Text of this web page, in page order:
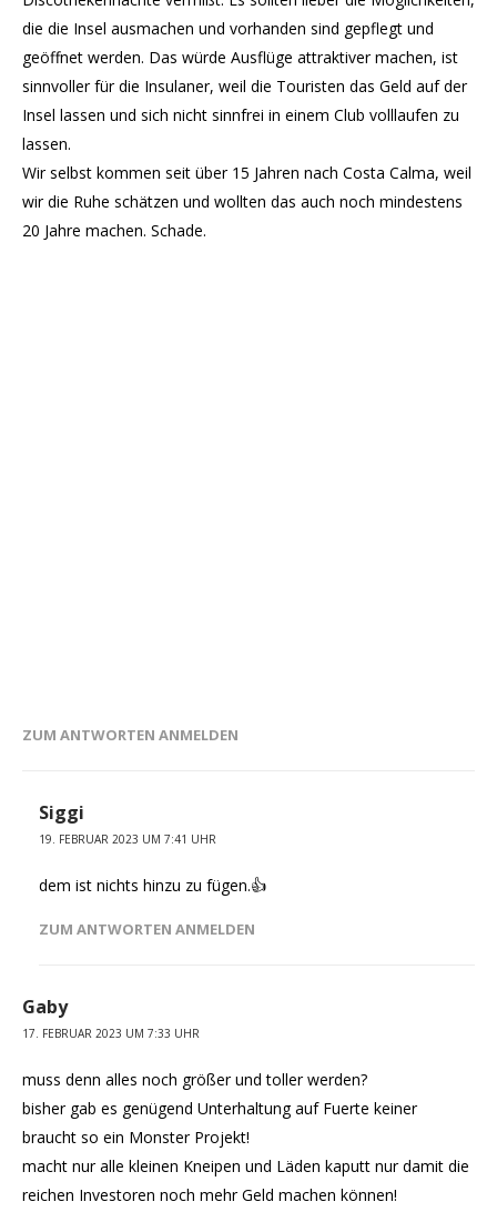
die die Insel ausmachen und vorhanden sind gepflegt und
geöffnet werden. Das würde Ausflüge attraktiver machen, ist
sinnvoller für die Insulaner, weil die Touristen das Geld auf der
Insel lassen und sich nicht sinnfrei in einem Club volllaufen zu
lassen.
Wir selbst kommen seit über 15 Jahren nach Costa Calma, weil
wir die Ruhe schätzen und wollten das auch noch mindestens
20 Jahre machen. Schade.
ZUM ANTWORTEN ANMELDEN
Siggi
19. FEBRUAR 2023 UM 7:41 UHR
dem ist nichts hinzu zu fügen.👍
ZUM ANTWORTEN ANMELDEN
Gaby
17. FEBRUAR 2023 UM 7:33 UHR
muss denn alles noch größer und toller werden?
bisher gab es genügend Unterhaltung auf Fuerte keiner
braucht so ein Monster Projekt!
macht nur alle kleinen Kneipen und Läden kaputt nur damit die
reichen Investoren noch mehr Geld machen können!